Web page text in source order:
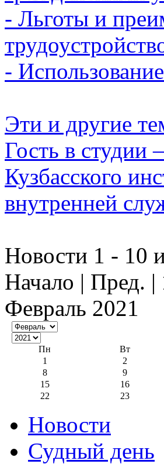
- Льготы и
-
Эти и другие
Гость в студии
Кузбасского
внутренней
Новости 1 - 10
Начало | Пред. |
Февраль 2021
Пн Вт
1
2
8
9
15
16
22
23
Новости
Судный день